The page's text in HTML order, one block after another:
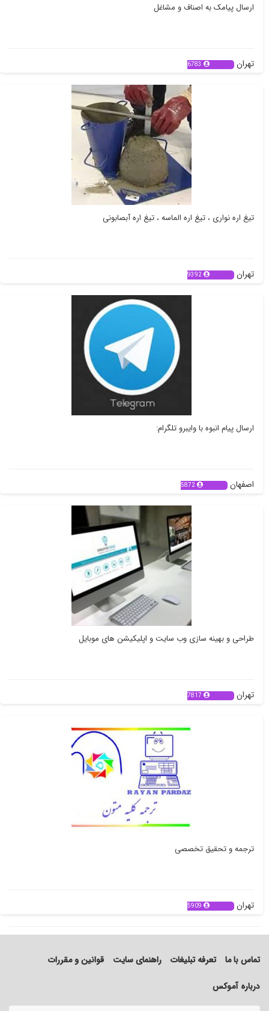
ارسال پیامک به اصناف و مشاغل
تهران 6783
تیغ اره نواری ، تیغ اره الماسه ، تیغ اره آبصابونی
تهران 9392
ارسال پیام انبوه با وایبرو تلگرام:
اصفهان 5872
طراحی و بهینه سازی وب سایت و اپلیکیشن های موبایل
تهران 7817
ترجمه و تحقیق تخصصی
تهران 5909
تماس با ما تعرفه تبلیغات راهنمای سایت
قوانین و مقررات
درباره آموکس